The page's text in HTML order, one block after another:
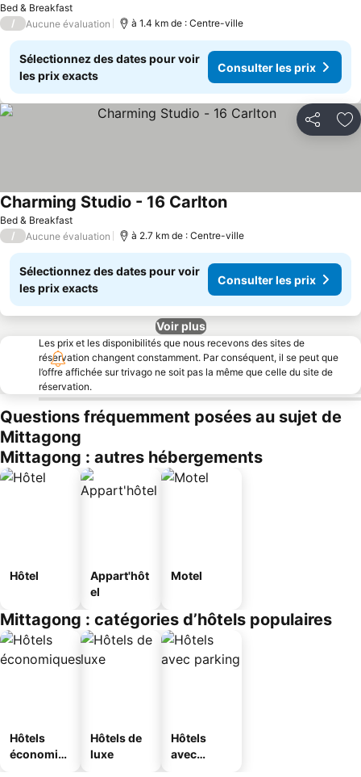
Bed & Breakfast
/ Aucune évaluation à 1.4 km de : Centre-ville
Sélectionnez des dates pour voir
les prix exacts
Consulter les prix
Partager
Bed & Breakfast
Charming Studio - 16 Carlton
/ Aucune évaluation à 2.7 km de : Centre-ville
Sélectionnez des dates pour voir
les prix exacts
Consulter les prix
Voir plus
Les prix et les disponibilités que nous recevons des sites de
réservation changent constamment. Par conséquent, il se peut que
l’offre affichée sur trivago ne soit pas la même que celle du site de
réservation.
Questions fréquemment posées au sujet de
Mittagong
Mittagong : autres hébergements
Hôtel
Appart'hôt
el
Motel
Mittagong : catégories d’hôtels populaires
Hôtels
économiq
Hôtels de
luxe
Hôtels
avec